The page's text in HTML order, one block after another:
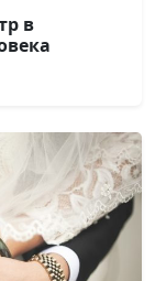
в